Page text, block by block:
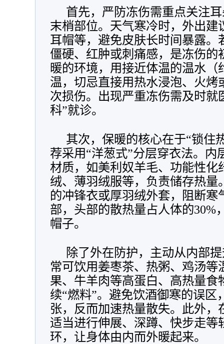
首先，严防冻伤需重点关注
末梢部位。天气寒冷时，外出建
耳帽等，避免皮肤长时间暴露。
僵硬、红肿或刺痛感，是冻伤的
暖的环境，用接近体温的温水
温，切忌直接用热水浸泡、火烤
次损伤。出现严重冻伤需及时就
科”就诊。
其次，保暖的核心在于“锁住
荐采用“洋葱式”分层穿衣法。内
材质，如美利奴羊毛、功能性化
绒、薄羽绒服等，负责储存热量
的冲锋衣或厚羽绒外套，阻断寒
部，头部的散热量占人体的30%
帽子。
除了外在防护，主动从内部
常可饮用姜枣茶、热粥、鸡汤等
果、牛羊肉等高蛋白、高热量食
续“燃料”。避免饮酒御寒的误区
张，反而加速热量散失。此外，
适当进行伸展、深蹲、快步走等
环，让身体由内而外暖起来。